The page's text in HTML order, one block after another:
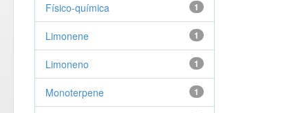
1
Físico-química
1
Limonene
1
Limoneno
1
Monoterpene